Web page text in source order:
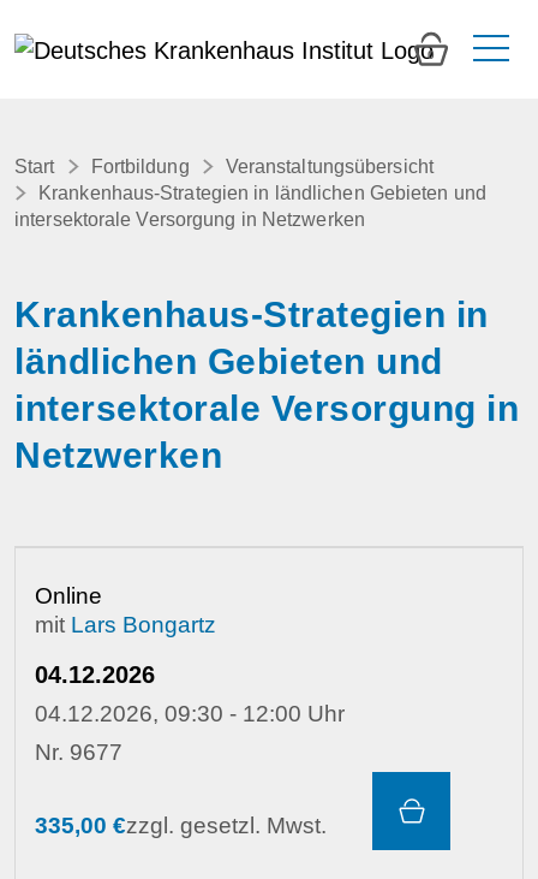
0
Start Fortbildung
Veranstaltungsübersicht
Krankenhaus-Strategien in ländlichen Gebieten und
intersektorale Versorgung in Netzwerken
Krankenhaus-Strategien in
ländlichen Gebieten und
intersektorale Versorgung in
Netzwerken
Online
mit Lars Bongartz
04.12.2026
04.12.2026, 09:30 - 12:00 Uhr
Nr. 9677
335,00 €zzgl. gesetzl. Mwst.